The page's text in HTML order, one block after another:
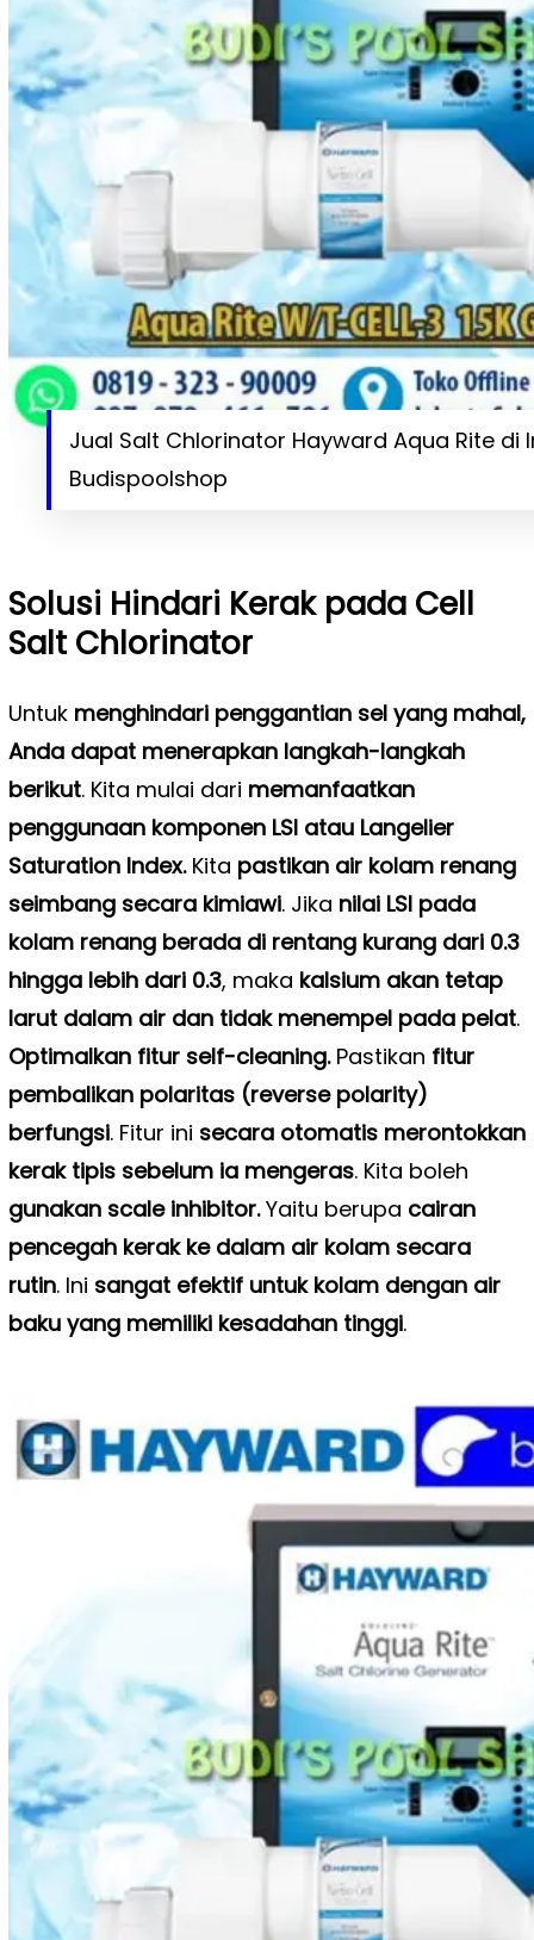
Jual Salt Chlorinator Hayward Aqua Rite di
Budispoolshop
Solusi Hindari Kerak pada Cell
Salt Chlorinator
Untuk menghindari penggantian sel yang mahal,
Anda dapat menerapkan langkah-langkah
berikut. Kita mulai dari memanfaatkan
penggunaan komponen LSI atau Langelier
Saturation Index. Kita pastikan air kolam renang
seimbang secara kimiawi. Jika nilai LSI pada
kolam renang berada di rentang kurang dari 0.3
hingga lebih dari 0.3, maka kalsium akan tetap
larut dalam air dan tidak menempel pada pelat.
Optimalkan fitur self-cleaning. Pastikan fitur
pembalikan polaritas (reverse polarity)
berfungsi. Fitur ini secara otomatis merontokkan
kerak tipis sebelum ia mengeras. Kita boleh
gunakan scale inhibitor.Yaitu berupa cairan
pencegah kerak ke dalam air kolam secara
rutin. Ini sangat efektif untuk kolam dengan air
baku yang memiliki kesadahan tinggi.